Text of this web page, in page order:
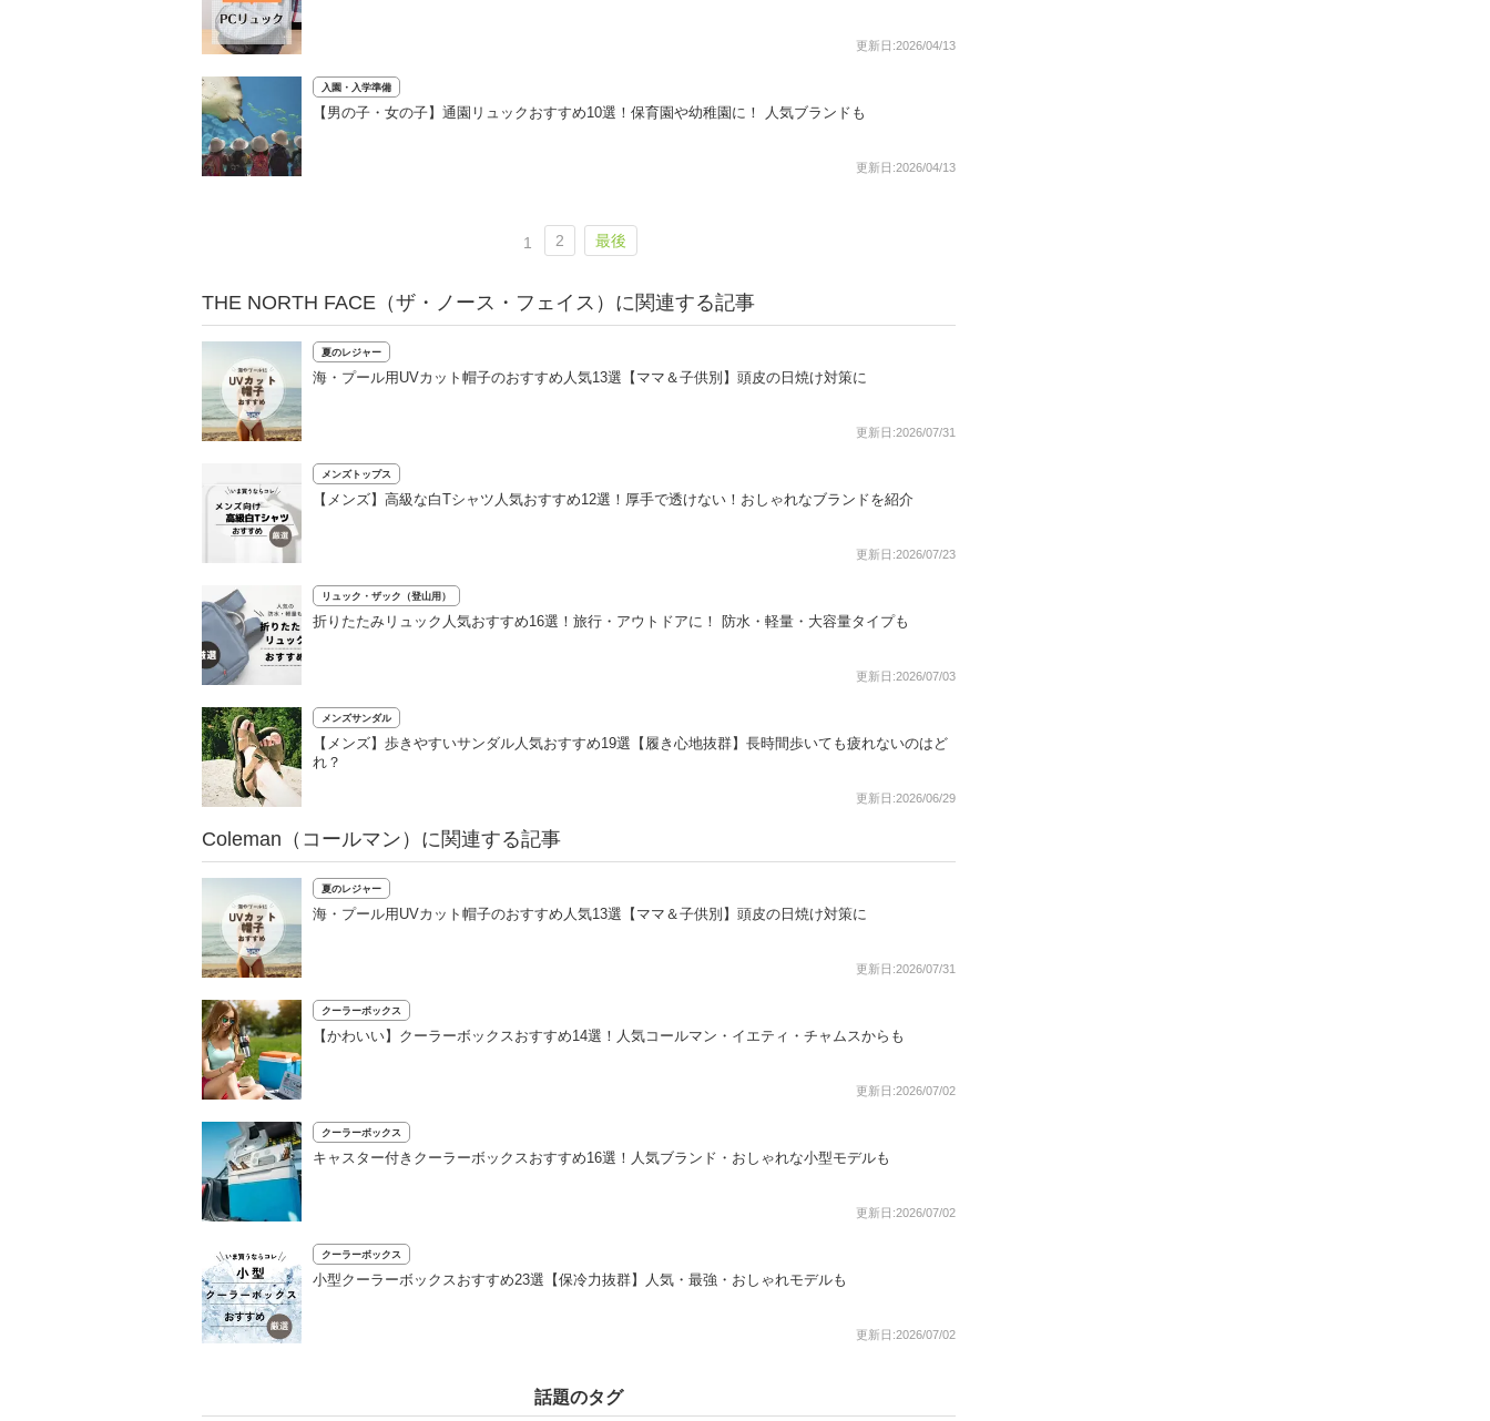
更新日:2026/04/13
入園・入学準備
【男の子・女の子】通園リュックおすすめ10選！保育園や幼稚園に！ 人気ブランドも
更新日:2026/04/13
1 2 最後
THE NORTH FACE（ザ・ノース・フェイス）に関連する記事
夏のレジャー
海・プール用UVカット帽子のおすすめ人気13選【ママ＆子供別】頭皮の日焼け対策に
更新日:2026/07/31
メンズトップス
【メンズ】高級な白Tシャツ人気おすすめ12選！厚手で透けない！おしゃれなブランドを紹介
更新日:2026/07/23
リュック・ザック（登山用）
折りたたみリュック人気おすすめ16選！旅行・アウトドアに！ 防水・軽量・大容量タイプも
更新日:2026/07/03
メンズサンダル
【メンズ】歩きやすいサンダル人気おすすめ19選【履き心地抜群】長時間歩いても疲れないのはど
れ？
更新日:2026/06/29
Coleman（コールマン）に関連する記事
夏のレジャー
海・プール用UVカット帽子のおすすめ人気13選【ママ＆子供別】頭皮の日焼け対策に
更新日:2026/07/31
クーラーボックス
【かわいい】クーラーボックスおすすめ14選！人気コールマン・イエティ・チャムスからも
更新日:2026/07/02
クーラーボックス
キャスター付きクーラーボックスおすすめ16選！人気ブランド・おしゃれな小型モデルも
更新日:2026/07/02
クーラーボックス
小型クーラーボックスおすすめ23選【保冷力抜群】人気・最強・おしゃれモデルも
更新日:2026/07/02
話題のタグ